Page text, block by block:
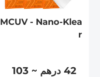
MCUV - Nano-Klea
r
42 درهم ~ 103